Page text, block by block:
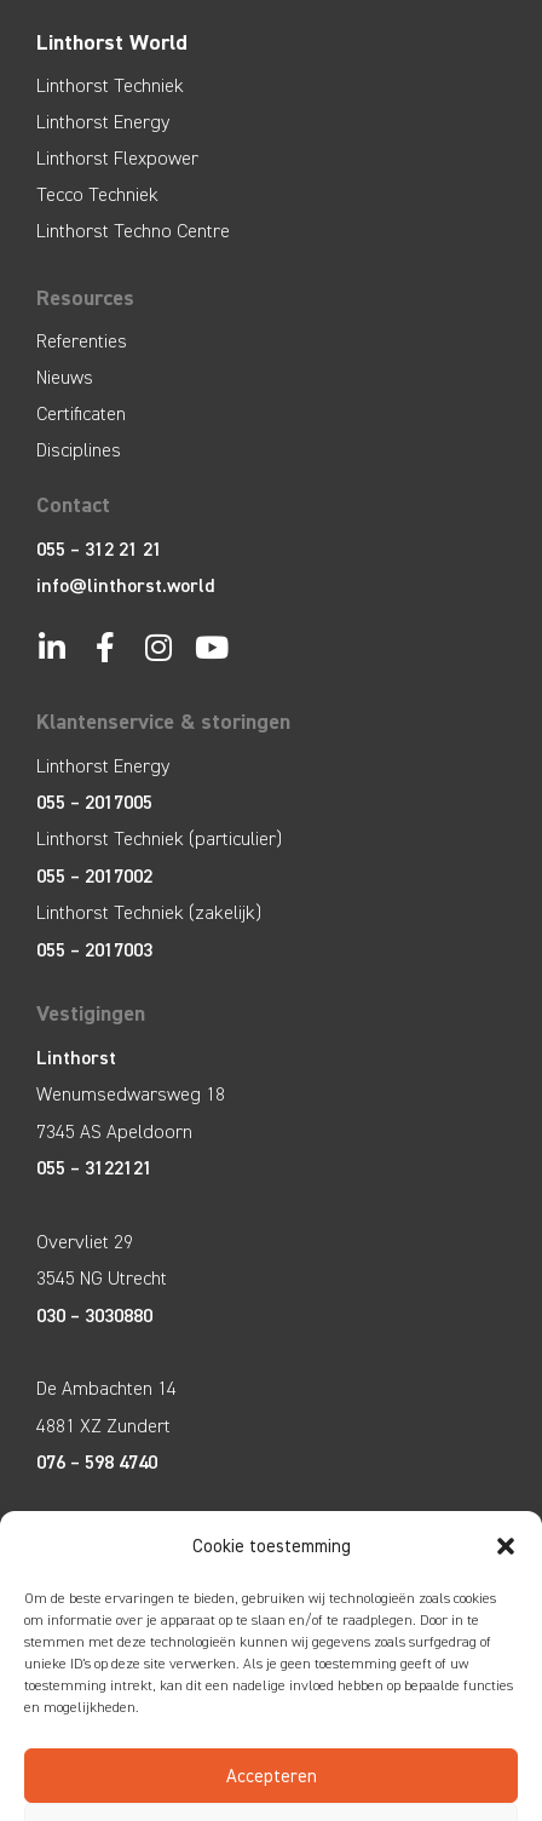
Cookie toestemming
Om de beste ervaringen te bieden, gebruiken wij technologieën zoals cookies
om informatie over je apparaat op te slaan en/of te raadplegen. Door in te
stemmen met deze technologieën kunnen wij gegevens zoals surfgedrag of
unieke ID's op deze site verwerken. Als je geen toestemming geeft of uw
toestemming intrekt, kan dit een nadelige invloed hebben op bepaalde functies
en mogelijkheden.
Accepteren
Linthorst World
Linthorst Techniek
Linthorst Energy
Linthorst Flexpower
Tecco Techniek
Linthorst Techno Centre
Resources
Referenties
Nieuws
Certificaten
Disciplines
Contact
055 – 312 21 21
info@linthorst.world
Klantenservice & storingen
Linthorst Energy
055 – 2017005
Linthorst Techniek (particulier)
055 – 2017002
Linthorst Techniek (zakelijk)
055 – 2017003
Vestigingen
Linthorst
Wenumsedwarsweg 18
7345 AS Apeldoorn
055 – 3122121
Overvliet 29
3545 NG Utrecht
030 – 3030880
De Ambachten 14
4881 XZ Zundert
076 – 598 4740
6365 ET Schinnen
046 – 4752585